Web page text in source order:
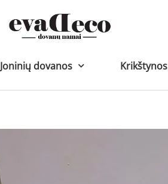
Joninių dovanos Krikštynos